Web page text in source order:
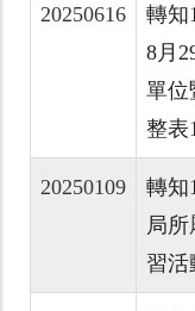
20250616
轉知
8月
單位
整表
20250109
轉知
局
習活